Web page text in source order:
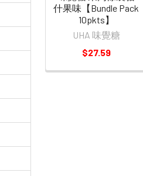
什果味【Bundle Pack
10pkts】
UHA 味覺糖
$27.59